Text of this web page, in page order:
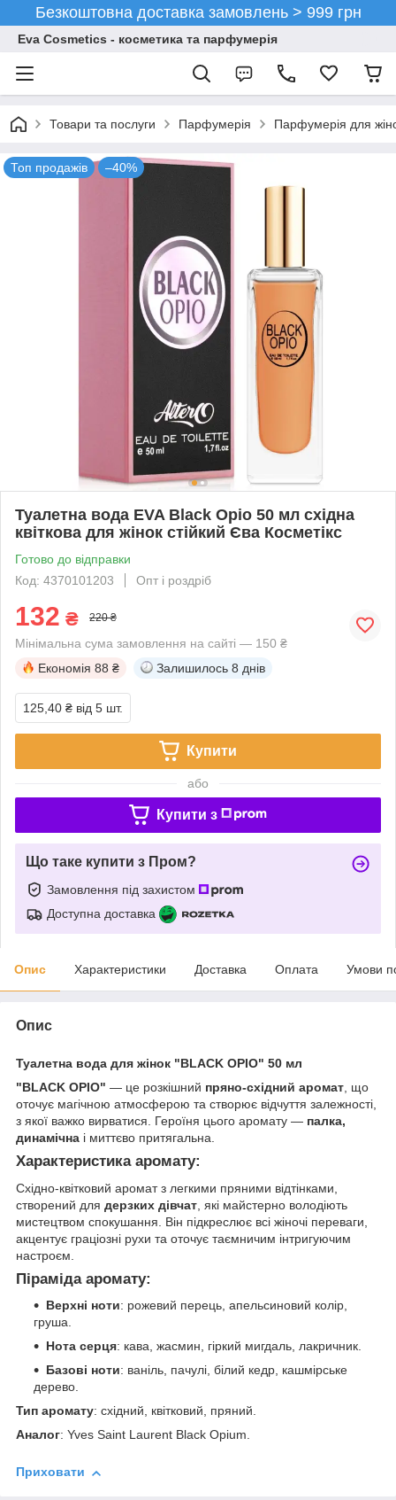
Безкоштовна доставка замовлень > 999 грн
Eva Cosmetics - косметика та парфумерія
Товари та послуги Парфумерія Парфумерія для
Топ продажів –40%
Туалетна вода EVA Black Opio 50 мл східна
квіткова для жінок стійкий Єва Косметікс
Готово до відправки
Код: 4370101203
Опт і роздріб
132 ₴ 220 ₴
Мінімальна сума замовлення на сайті — 150 ₴
Економія 88 ₴ Залишилось 8 днів
125,40 ₴ від 5 шт.
Купити
або
Купити з
Що таке купити з Пром?
Замовлення під захистом
Доступна доставка
Опис Характеристики Доставка Оплата Умови
Опис
Туалетна вода для жінок "BLACK OPIO" 50 мл
"BLACK OPIO" — це розкішний пряно-східний аромат , що
оточує магічною атмосферою та створює відчуття залежності,
з якої важко вирватися. Героїня цього аромату — палка,
динамічна і миттєво притягальна.
Характеристика аромату:
Східно-квітковий аромат з легкими пряними відтінками,
створений для дерзких дівчат , які майстерно володіють
мистецтвом спокушання. Він підкреслює всі жіночі переваги,
акцентує граціозні рухи та оточує таємничим інтригуючим
настроєм.
Піраміда аромату:
Верхні ноти: рожевий перець, апельсиновий колір,
груша.
Нота серця: кава, жасмин, гіркий мигдаль, лакричник.
Базові ноти: ваніль, пачулі, білий кедр, кашмірське
дерево.
Тип аромату: східний, квітковий, пряний.
Аналог: Yves Saint Laurent Black Opium.
Приховати